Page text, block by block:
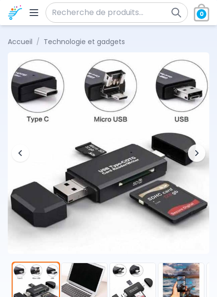
Aller au contenu
Recherche pour :
0
Accueil / Technologie et gadgets